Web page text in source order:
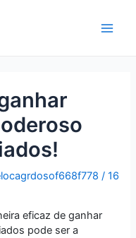
/16
eficaz de ganhar
pode ser a